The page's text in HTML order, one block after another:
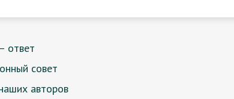
ответ
совет
авторов